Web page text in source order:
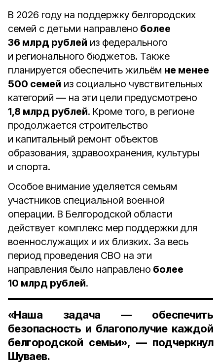
В 2026 году на поддержку белгородских
семей с детьми направлено более
36 млрд рублей из федерального
и регионального бюджетов. Также
планируется обеспечить жильём не менее
500 семей из социально чувствительных
категорий — на эти цели предусмотрено
1,8 млрд рублей. Кроме того, в регионе
продолжается строительство
и капитальный ремонт объектов
образования, здравоохранения, культуры
и спорта.
Особое внимание уделяется семьям
участников специальной военной
операции. В Белгородской области
действует комплекс мер поддержки для
военнослужащих и их близких. За весь
период проведения СВО на эти
направления было направлено более
10 млрд рублей.
«Наша задача — обеспечить
безопасность и благополучие каждой
белгородской семьи», — подчеркнул
Шуваев.